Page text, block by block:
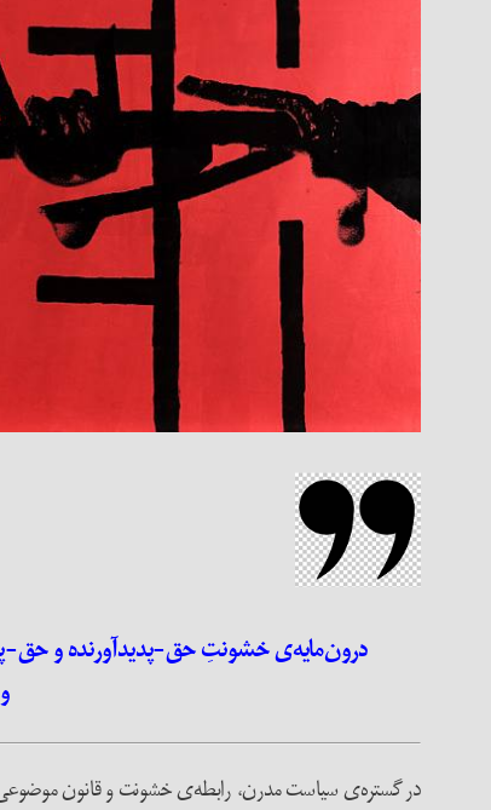
درون‌مایه‌ی خشونتِ حق-پدیدآورنده و حق-
در گستر‌ه‌ی سیاست مدرن، رابطه‌ی خشونت و قانون